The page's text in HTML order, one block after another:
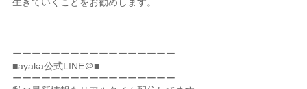
ーーーーーーーーーーーーーーーーー
■ayaka公式LINE＠■
ーーーーーーーーーーーーーーーーー